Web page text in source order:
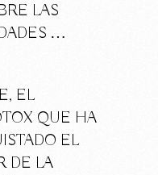
LAS
…
EL
QUE HA
EL
DE LA